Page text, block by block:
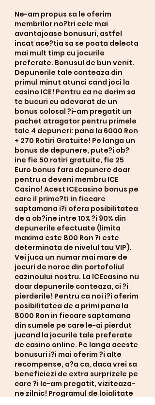
Ne-am propus sa le oferim
membrilor no?tri cele mai
avantajoase bonusuri, astfel
incat ace?tia sa se poata delecta
mai mult timp cu jocurile
preferate. Bonusul de bun venit.
Depunerile tale conteaza din
primul minut atunci cand joci la
casino ICE! Pentru ca ne dorim sa
te bucuri cu adevarat de un
bonus colosal ?i-am pregatit un
pachet atragator pentru primele
tale 4 depuneri: pana la 6000 Ron
+ 270 Rotiri Gratuite! Pe langa un
bonus de depunere, pute?i ob?
ine fie 50 rotiri gratuite, fie 25
Euro bonus fara depunere doar
pentru a deveni membru ICE
Casino! Acest ICEcasino bonus pe
care il prime?ti in fiecare
saptamana i?i ofera posibilitatea
de a ob?ine intre 10% ?i 90% din
depunerile efectuate (limita
maxima este 800 Ron ?i este
determinata de nivelul tau VIP).
Vei juca un numar mai mare de
jocuri de noroc din portofoliul
cazinoului nostru. La ICEcasino nu
doar depunerile conteaza, ci ?i
pierderile! Pentru ca noi i?i oferim
posibilitatea de a primi pana la
8000 Ron in fiecare saptamana
din sumele pe care le-ai pierdut
jucand la jocurile tale preferate
de casino online. Pe langa aceste
bonusuri i?i mai oferim ?i alte
recompense, a?a ca, daca vrei sa
beneficiezi de extra surprizele pe
care ?i le-am pregatit, viziteaza-
ne zilnic! Programul de loialitate